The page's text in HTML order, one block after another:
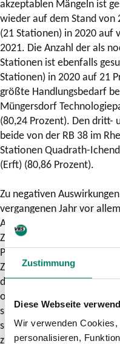
Zustimmung
Diese Webseite
Wir verwenden
personalisieren,
akzeptablen Mängeln ist
wieder auf dem Stand von
(21 Stationen) in 2020 auf
2021. Die Anzahl der als
Stationen ist ebenfalls
Stationen) in 2020 auf 21
größte Handlungsbedarf
Müngersdorf
(80,24 Prozent). Den dritt-
beide von der RB 38 im
Stationen Quadrath-
(Erft) (80,86 Prozent).
Zu negativen
vergangenen Jahr vor
Auch wenn sich der
Zugangsbereich am
Prozent) liegt der Wert
Zuständig für die
der Stationsbetreiber, da
oftmals im kommunalen
sich die Verunreinigungen
sich in privatem Besitz
zu einer erheblichen